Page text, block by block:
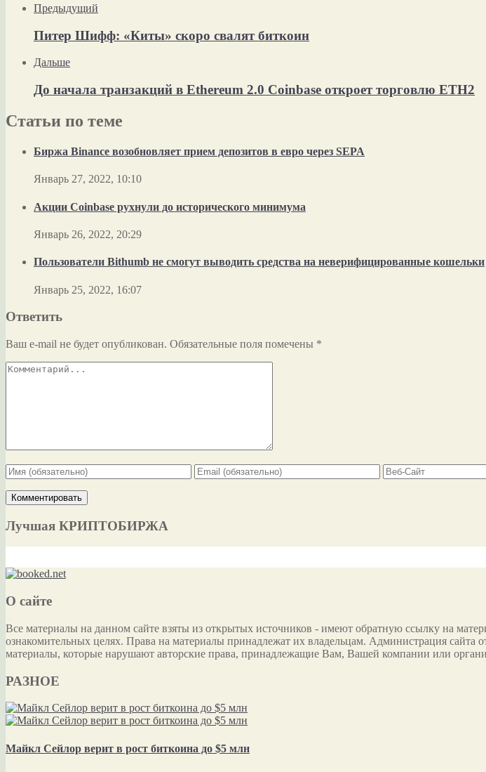
Предыдущий
Питер Шифф: «Киты» скоро свалят биткоин
Дальше
До начала транзакций в Ethereum 2.0 Coinbase откроет торговлю ETH2
Статьи по теме
Биржа Binance возобновляет прием депозитов в евро через SEPA
Январь 27, 2022, 10:10
Акции Coinbase рухнули до исторического минимума
Январь 26, 2022, 20:29
Пользователи Bithumb не смогут выводить средства на неверифицированные кошельки
Январь 25, 2022, 16:07
Ответить
Ваш e-mail не будет опубликован. Обязательные поля помечены *
Лучшая КРИПТОБИРЖА
О сайте
Все материалы на данном сайте взяты из открытых источников - имеют обратную ссылку на
ознакомительных целях. Права на материалы принадлежат их владельцам. Администрация сайта
материалы, которые нарушают авторские права, принадлежащие Вам, Вашей компании или
РАЗНОЕ
Майкл Сейлор верит в рост биткоина до $5 млн